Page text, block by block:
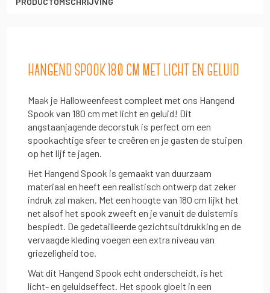
HANGEND SPOOK 180 CM MET LICHT EN GELUID
Maak je Halloweenfeest compleet met ons Hangend
Spook van 180 cm met licht en geluid! Dit
angstaanjagende decorstuk is perfect om een
spookachtige sfeer te creëren en je gasten de stuipen
op het lijf te jagen.
Het Hangend Spook is gemaakt van duurzaam
materiaal en heeft een realistisch ontwerp dat zeker
indruk zal maken. Met een hoogte van 180 cm lijkt het
net alsof het spook zweeft en je vanuit de duisternis
bespiedt. De gedetailleerde gezichtsuitdrukking en de
vervaagde kleding voegen een extra niveau van
griezeligheid toe.
Wat dit Hangend Spook echt onderscheidt, is het
licht- en geluidseffect. Het spook gloeit in een